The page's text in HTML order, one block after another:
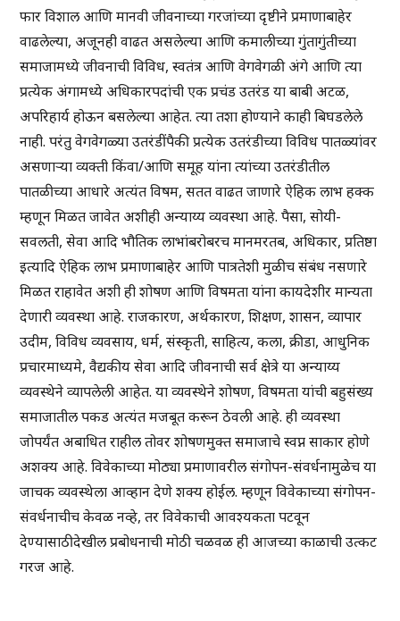
फार विशाल आणि मानवी जीवनाच्या गरजांच्या दृष्टीने प्रमाणाबाहेर
वाढलेल्या, अजूनही वाढत असलेल्या आणि कमालीच्या गुंतागुंतीच्या
समाजामध्ये जीवनाची विविध, स्वतंत्र आणि वेगवेगळी अंगे आणि त्या
प्रत्येक अंगामध्ये अधिकारपदांची एक प्रचंड उतरंड या बाबी अटळ,
अपरिहार्य होऊन बसलेल्या आहेत. त्या तशा होण्याने काही बिघडलेले
नाही. परंतु वेगवेगळ्या उतरंडींपैकी प्रत्येक उतरंडीच्या विविध पातळ्यांवर
असणार्‍या व्यक्ती किंवा/आणि समूह यांना त्यांच्या उतरंडीतील
पातळीच्या आधारे अत्यंत विषम, सतत वाढत जाणारे ऐहिक लाभ हक्क
म्हणून मिळत जावेत अशीही अन्याय्य व्यवस्था आहे. पैसा, सोयी-
सवलती, सेवा आदि भौतिक लाभांबरोबरच मानमरतब, अधिकार, प्रतिष्ठा
इत्यादि ऐहिक लाभ प्रमाणाबाहेर आणि पात्रतेशी मुळीच संबंध नसणारे
मिळत राहावेत अशी ही शोषण आणि विषमता यांना कायदेशीर मान्यता
देणारी व्यवस्था आहे. राजकारण, अर्थकारण, शिक्षण, शासन, व्यापार
उदीम, विविध व्यवसाय, धर्म, संस्कृती, साहित्य, कला, क्रीडा, आधुनिक
प्रचारमाध्यमे, वैद्यकीय सेवा आदि जीवनाची सर्व क्षेत्रे या अन्याय्य
व्यवस्थेने व्यापलेली आहेत. या व्यवस्थेने शोषण, विषमता यांची बहुसंख्य
समाजातील पकड अत्यंत मजबूत करून ठेवली आहे. ही व्यवस्था
जोपर्यंत अबाधित राहील तोवर शोषणमुक्त समाजाचे स्वप्न साकार होणे
अशक्य आहे. विवेकाच्या मोठ्या प्रमाणावरील संगोपन-संवर्धनामुळेच या
जाचक व्यवस्थेला आव्हान देणे शक्य होईल. म्हणून विवेकाच्या संगोपन-
संवर्धनाचीच केवळ नव्हे, तर विवेकाची आवश्यकता पटवून
देण्यासाठीदेखील प्रबोधनाची मोठी चळवळ ही आजच्या काळाची उत्कट
गरज आहे.